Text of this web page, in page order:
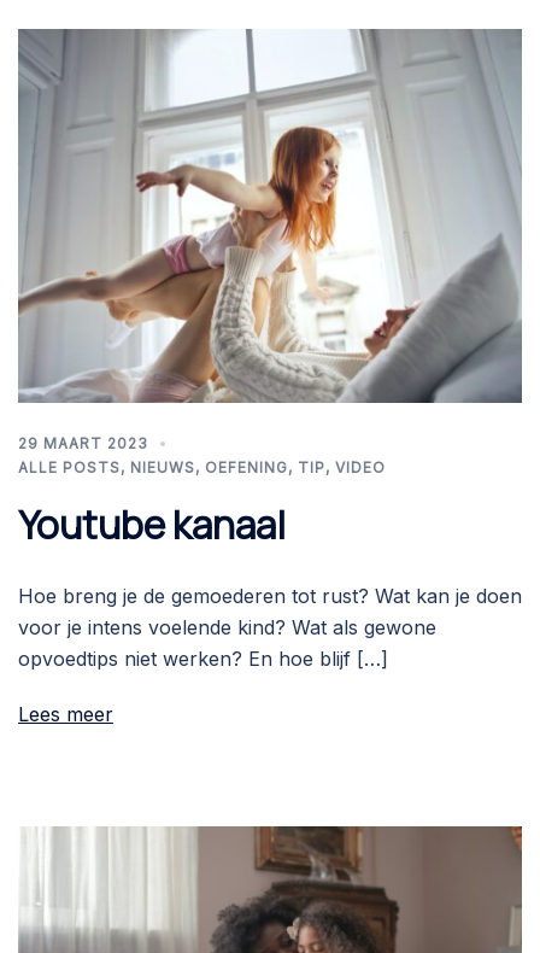
29 MAART 2023
ALLE POSTS, NIEUWS, OEFENING, TIP, VIDEO
Youtube kanaal
Hoe breng je de gemoederen tot rust? Wat kan je doen
voor je intens voelende kind? Wat als gewone
opvoedtips niet werken? En hoe blijf […]
Lees meer